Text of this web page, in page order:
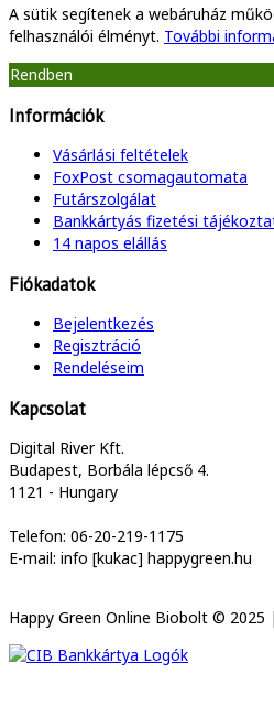
A sütik segítenek a webáruház
felhasználói élményt. További
Rendben
Információk
Vásárlási feltételek
FoxPost csomagautomata
Futárszolgálat
Bankkártyás fizetési
14 napos elállás
Fiókadatok
Bejelentkezés
Regisztráció
Rendeléseim
Kapcsolat
Digital River Kft.
Budapest, Borbála lépcső 4.
1121 - Hungary
Telefon: 06-20-219-1175
E-mail: info [kukac] happygreen.hu
Happy Green Online Biobolt © 2025 |